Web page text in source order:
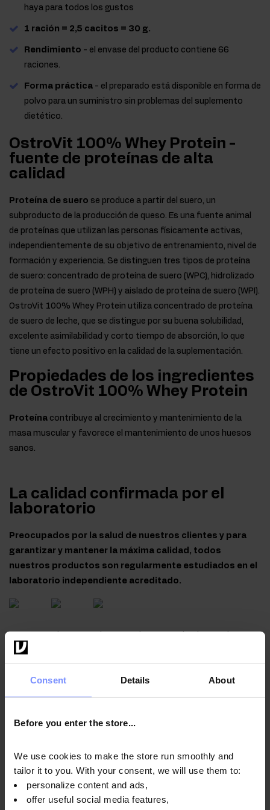
Consent Details About
Before you enter the store...
We use cookies to make the store run smoothly and
tailor it to you. With your consent, we will use them to:
personalize content and ads,
offer useful social media features,
haya para todos los gustos
1 ración = 2,5 cacitos = 30 g.
Rendimiento - el envase del producto contiene 66
raciones.
Forma práctica - el preparado está disponible en forma de
polvo para un suministro sin problemas del suplemento
dietético.
OstroVit 100% Whey Protein -
fuente de proteínas de alta
calidad
Proteína de suero se produce a partir del suero, un
subproducto de la producción de queso. Es una fuente animal
de proteínas que utilizan las personas físicamente activas,
independientemente de su objetivo de entrenamiento, nivel de
formación y experiencia. Se distinguen tres tipos de proteína
de suero: concentrado de proteína de suero (WPC), hidrolizado
de proteína de suero (WPH) y aislado de proteína de suero (WPI).
OstroVit 100% Whey Protein utiliza concentrado de proteína
de suero de leche, que se distingue por su buena solubilidad,
excelente asimilabilidad y corto tiempo de absorción, lo que
tiene un efecto positivo en la calidad de la suplementación.
Propiedades de los ingredientes
de OstroVit 100% Whey Protein
Proteína contribuye al crecimiento y mantenimiento de la
masa muscular y favorece el mantenimiento de unos huesos
sanos.
La calidad confirmada por el
laboratorio
Preocupados por la salud de nuestros clientes y para
garantizar y mantener la máxima calidad, todos
nuestros productos son regularmente estudiados en el
laboratorio independiente acreditado.
proteina en extracto seco 26.02.2026
pesados 24.02.2026
OstroVit 100% Whey Protein - El análisis microbiológico
01.12.2025